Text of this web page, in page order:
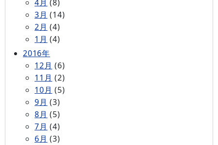
4月 (8)
3月 (14)
2月 (4)
1月 (4)
2016年
12月 (6)
11月 (2)
10月 (5)
9月 (3)
8月 (5)
7月 (4)
6月 (3)